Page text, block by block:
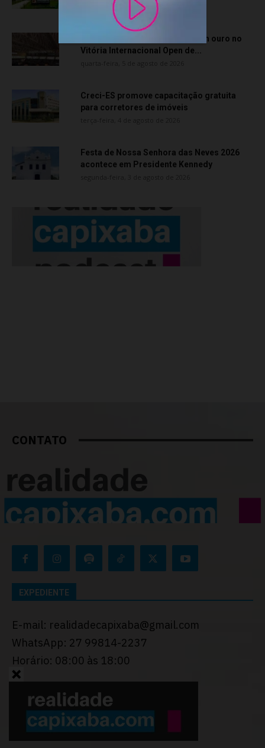
quarta-feira, 5 de agosto de 2026
Atletas de Vila Velha conquistam ouro no
Vitória Internacional Open de...
Creci-ES promove capacitação gratuita
para corretores de imóveis
Festa de Nossa Senhora das Neves 2026
acontece em Presidente Kennedy
CONTATO
EXPEDIENTE
E-mail: realidadecapixaba@gmail.com
WhatsApp: 27 99814-2237
Horário: 08:00 às 18:00
Desenvolvido porThiago Programador